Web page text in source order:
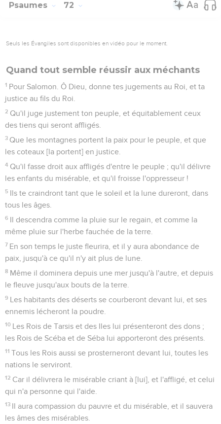
Psaumes 72
Seuls les Évangiles sont disponibles en vidéo pour le moment.
Quand tout semble réussir aux méchants
1 Pour Salomon. Ô Dieu, donne tes jugements au Roi, et ta
justice au fils du Roi.
2 Qu'il juge justement ton peuple, et équitablement ceux
des tiens qui seront affligés.
3 Que les montagnes portent la paix pour le peuple, et que
les coteaux [la portent] en justice.
4 Qu'il fasse droit aux affligés d'entre le peuple ; qu'il délivre
les enfants du misérable, et qu'il froisse l'oppresseur !
5 Ils te craindront tant que le soleil et la lune dureront, dans
tous les âges.
6 Il descendra comme la pluie sur le regain, et comme la
même pluie sur l'herbe fauchée de la terre.
7 En son temps le juste fleurira, et il y aura abondance de
paix, jusqu'à ce qu'il n'y ait plus de lune.
8 Même il dominera depuis une mer jusqu'à l'autre, et depuis
le fleuve jusqu'aux bouts de la terre.
9 Les habitants des déserts se courberont devant lui, et ses
ennemis lécheront la poudre.
10 Les Rois de Tarsis et des Iles lui présenteront des dons ;
les Rois de Scéba et de Séba lui apporteront des présents.
11 Tous les Rois aussi se prosterneront devant lui, toutes les
nations le serviront.
12 Car il délivrera le misérable criant à [lui], et l'affligé, et celui
qui n'a personne qui l'aide.
13 Il aura compassion du pauvre et du misérable, et il sauvera
les âmes des misérables.